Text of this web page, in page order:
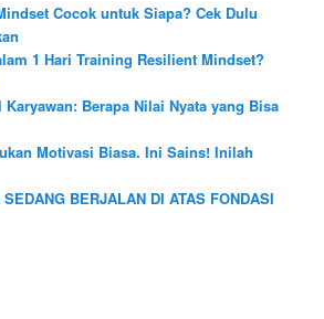
Cocok untuk Siapa? Cek Dulu
1 Hari Training Resilient Mindset?
Karyawan: Berapa Nilai Nyata yang Bisa
Motivasi Biasa. Ini Sains! Inilah
BERJALAN DI ATAS FONDASI